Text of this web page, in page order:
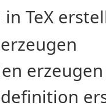
TeX
erzeugen